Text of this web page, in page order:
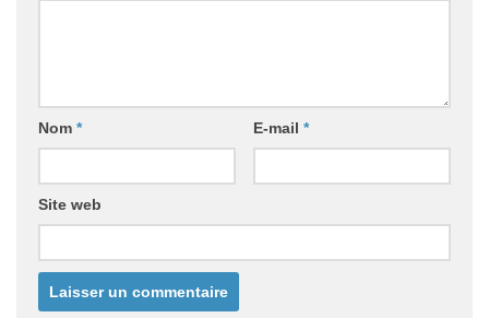
Nom * E-mail *
Site web